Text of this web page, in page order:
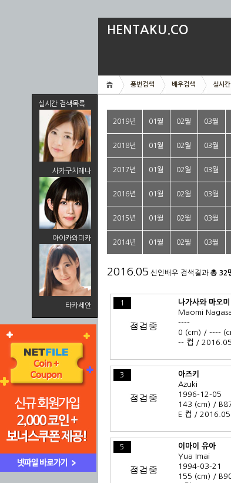
실시간 검색목록
사카구치레나
아이카와미카
타카세안
HENTAKU.CO
품번검색 배우검색 실시간
2019년 01월 02월 03월
2018년 01월 02월 03월
2017년 01월 02월 03월
2016년 01월 02월 03월
2015년 01월 02월 03월
2014년 01월 02월 03월
2016.05 신인배우 검색결과 총 32
1
나가사와 마오미
Maomi
----
0 (cm) / ----
-- 컵 / 2016.05
3
아즈키
Azuki
1996-12-05
143 (cm) /
E 컵 / 2016.05
5
이마이 유아
Yua Imai
1994-03-21
155 (cm) /